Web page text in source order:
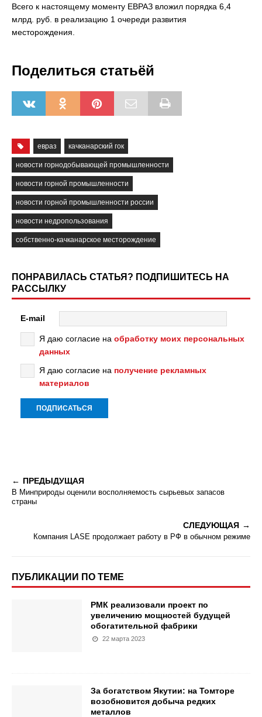
Всего к настоящему моменту ЕВРАЗ вложил порядка 6,4
млрд. руб. в реализацию 1 очереди развития
месторождения.
Поделиться статьёй
евраз качканарский гок
новости горнодобывающей промышленности
новости горной промышленности
новости горной промышленности россии
новости недропользования
собственно-качканарское месторождение
ПОНРАВИЛАСЬ СТАТЬЯ? ПОДПИШИТЕСЬ НА
РАССЫЛКУ
E-mail
Я даю согласие на обработку моих персональных
данных
Я даю согласие на получение рекламных
материалов
ПРЕДЫДУЩАЯ
В Минприроды оценили восполняемость сырьевых запасов
страны
СЛЕДУЮЩАЯ
Компания LASE продолжает работу в РФ в обычном режиме
ПУБЛИКАЦИИ ПО ТЕМЕ
РМК реализовали проект по
увеличению мощностей будущей
обогатительной фабрики
22 марта 2023
За богатством Якутии: на Томторе
возобновится добыча редких
металлов